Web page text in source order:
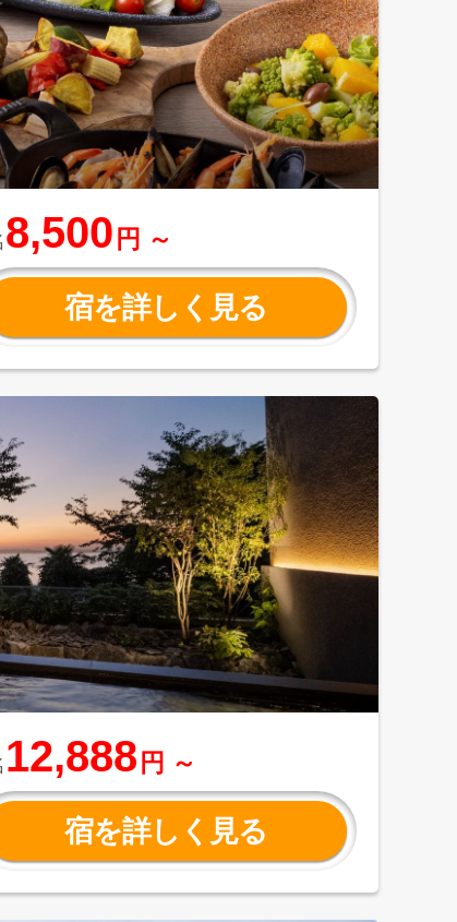
8,500 円 ～
宿を詳しく見る
12,888 円 ～
宿を詳しく見る